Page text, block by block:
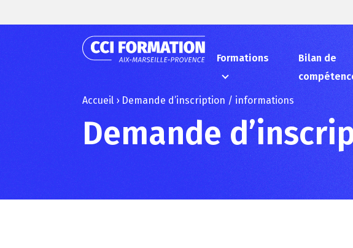
Formations
Bilan de
Accueil › Demande d’inscription / informations
Demande